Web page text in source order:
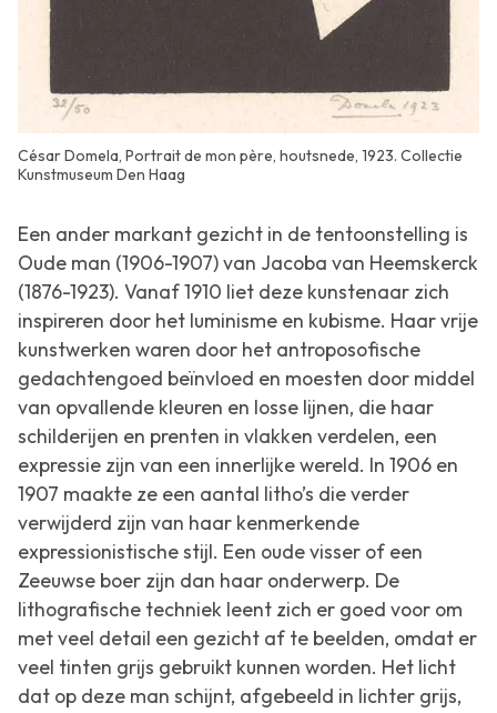
César Domela, Portrait de mon père, houtsnede, 1923. Collectie
Kunstmuseum Den Haag
Een ander markant gezicht in de tentoonstelling is
Oude man (1906-1907) van Jacoba van Heemskerck
(1876-1923). Vanaf 1910 liet deze kunstenaar zich
inspireren door het luminisme en kubisme. Haar vrije
kunstwerken waren door het antroposofische
gedachtengoed beïnvloed en moesten door middel
van opvallende kleuren en losse lijnen, die haar
schilderijen en prenten in vlakken verdelen, een
expressie zijn van een innerlijke wereld. In 1906 en
1907 maakte ze een aantal litho’s die verder
verwijderd zijn van haar kenmerkende
expressionistische stijl. Een oude visser of een
Zeeuwse boer zijn dan haar onderwerp. De
lithografische techniek leent zich er goed voor om
met veel detail een gezicht af te beelden, omdat er
veel tinten grijs gebruikt kunnen worden. Het licht
dat op deze man schijnt, afgebeeld in lichter grijs,